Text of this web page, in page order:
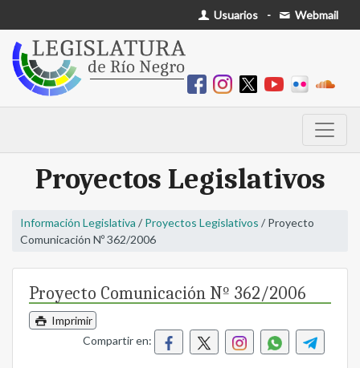
Usuarios - Webmail
Proyectos Legislativos
Información Legislativa / Proyectos Legislativos / Proyecto
Comunicación Nº 362/2006
Proyecto Comunicación Nº 362/2006
Imprimir
Compartir en: